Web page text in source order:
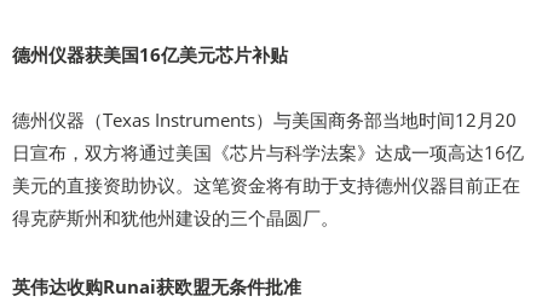
德州仪器获美国16亿美元芯片补贴
德州仪器（Texas Instruments）与美国商务部当地时间12月20
日宣布，双方将通过美国《芯片与科学法案》达成一项高达16亿
美元的直接资助协议。这笔资金将有助于支持德州仪器目前正在
得克萨斯州和犹他州建设的三个晶圆厂。
英伟达收购Runai获欧盟无条件批准